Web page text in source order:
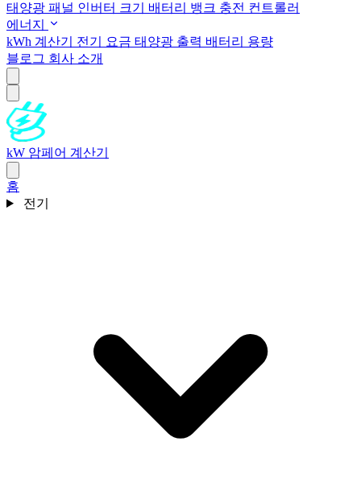
태양광 패널 인버터 크기 배터리 뱅크 충전 컨트롤러
에너지
kWh 계산기 전기 요금 태양광 출력 배터리 용량
블로그 회사 소개
kW 암페어 계산기
홈
전기